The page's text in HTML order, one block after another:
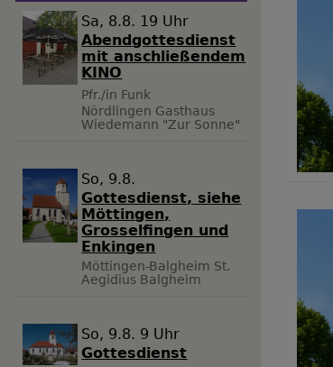
Sa, 8.8. 19 Uhr
Abendgottesdienst
mit anschließendem
KINO
Pfr./in Funk
Nördlingen Gasthaus
Wiedemann "Zur Sonne"
So, 9.8.
Gottesdienst, siehe
Möttingen,
Grosselfingen und
Enkingen
Möttingen-Balgheim St.
Aegidius Balgheim
So, 9.8. 9 Uhr
Gottesdienst